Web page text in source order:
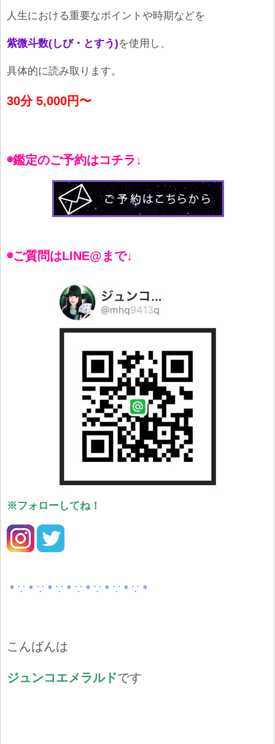
人生における重要なポイントや時期などを
紫微斗数(しび・とすう)を使用し、
具体的に読み取ります。
30分 5,000円〜
◉鑑定のご予約はコチラ↓
◉ご質問はLINE@まで↓
※フォローしてね！
＊∵＊∵＊∵＊∵＊∵＊∵＊∵＊
こんばんは
ジュンコエメラルドです